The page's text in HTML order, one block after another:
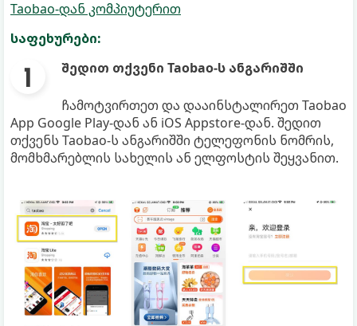
Taobao-დან კომპიუტერით
საფეხურები:
შედით თქვენი Taobao-ს ანგარიშში
ჩამოტვირთეთ და დააინსტალირეთ Taobao
App Google Play-დან ან iOS Appstore-დან. შედით
თქვენს Taobao-ს ანგარიშში ტელეფონის ნომრის,
მომხმარებლის სახელის ან ელფოსტის შეყვანით.